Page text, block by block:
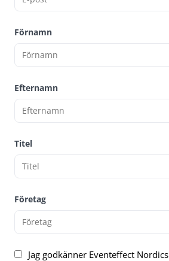
Förnamn
Efternamn
Titel
Företag
Jag godkänner Eventeffect Nordics